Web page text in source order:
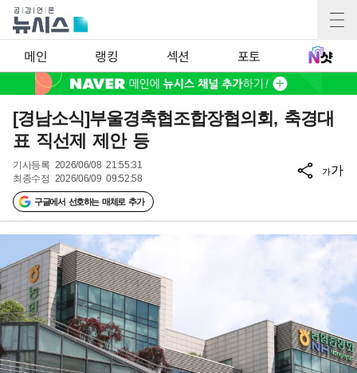
메인 랭킹 섹션 포토
[경남소식]부울경축협조합장협의회, 축경대
표 직선제 제안 등
기사등록 2026/06/08 21:55:31
최종수정 2026/06/09 09:52:58
구글에서 선호하는 매체로 추가
가가